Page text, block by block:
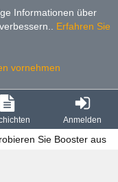
Informationen über
Erfahren Sie
vornehmen
Anmelden
Sie Booster aus